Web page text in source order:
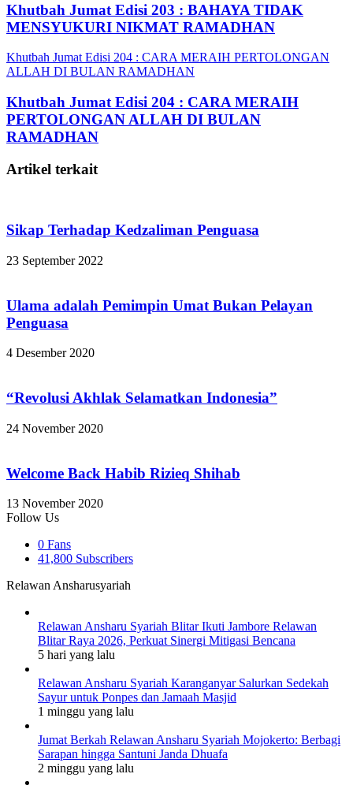
Khutbah Jumat Edisi 203 : BAHAYA TIDAK
MENSYUKURI NIKMAT RAMADHAN
Khutbah Jumat Edisi 204 : CARA MERAIH PERTOLONGAN
ALLAH DI BULAN RAMADHAN
Khutbah Jumat Edisi 204 : CARA MERAIH
PERTOLONGAN ALLAH DI BULAN
RAMADHAN
Artikel terkait
Sikap Terhadap Kedzaliman Penguasa
23 September 2022
Ulama adalah Pemimpin Umat Bukan Pelayan
Penguasa
4 Desember 2020
“Revolusi Akhlak Selamatkan Indonesia”
24 November 2020
Welcome Back Habib Rizieq Shihab
13 November 2020
Follow Us
0 Fans
41,800 Subscribers
Relawan Ansharusyariah
Relawan Ansharu Syariah Blitar Ikuti Jambore Relawan
Blitar Raya 2026, Perkuat Sinergi Mitigasi Bencana
5 hari yang lalu
Relawan Ansharu Syariah Karanganyar Salurkan Sedekah
Sayur untuk Ponpes dan Jamaah Masjid
1 minggu yang lalu
Jumat Berkah Relawan Ansharu Syariah Mojokerto: Berbagi
Sarapan hingga Santuni Janda Dhuafa
2 minggu yang lalu